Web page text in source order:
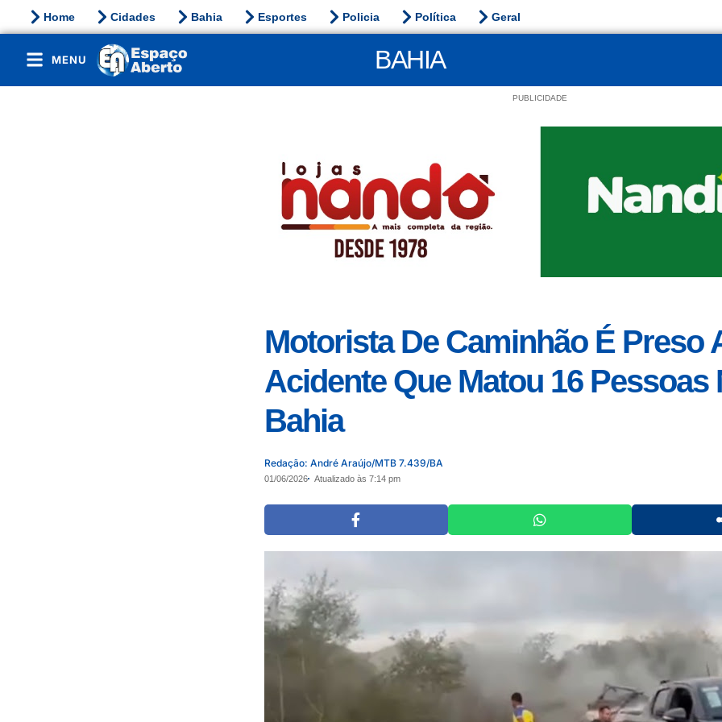
Home Cidades Bahia Esportes Policia Política Geral
MENU BAHIA
PUBLICIDADE
Motorista De Caminhão É Preso
Acidente Que Matou 16 Pessoas
Bahia
Redação: André Araújo/MTB 7.439/BA
01/06/2026 Atualizado às 7:14 pm